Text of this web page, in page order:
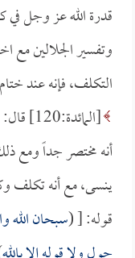
قدرة الله عز وجل
وتفسير الجلالين
التكلف، فإنه عند
أنه مختصر جداً ومع
ينسى، مع أنه تكلف
قوله: [ (سبحان الله